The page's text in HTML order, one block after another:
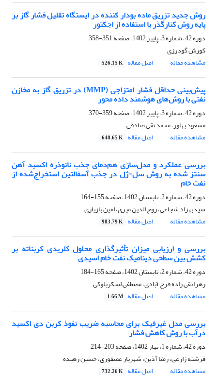
روش جدید تزریق ماده بودار کننده در ایستگاه تقلیل فشار گاز بر
پایه روش کنارگذر با استفاده از اجکتور
دوره 42، شماره 3، پاییز 1402، صفحه
351-358
کورش گودرزی
مشاهده مقاله
اصل مقاله 526.15 K
پیش‌بینی حداقل فشار امتزاجی (MMP) در تزریق گاز به مخازن
نفتی با روش‌های هوشمند داده محور
دوره 42، شماره 3، پاییز 1402، صفحه
359-370
مسعود بهاور، محمد تقی صادقی
مشاهده مقاله
اصل مقاله 648.65 K
بررسی عملکرد و مدل‌سازی هم‌دمای جذب نانوذره اکسید آهن
سنتز شده به روش سل-ژل در جذب آسفالتین استخراج‌شده از
نفت خام
دوره 42، شماره 2، تابستان 1402، صفحه
155-164
سیدبهزاد شجاعی، روح الدین میری، امین بازیاری
مشاهده مقاله
اصل مقاله 983.79 K
بررسی و ارزیابی میزان تأثیرگذاری محلول کلریدی کربناته بر
کشش بین سطحی دینامیک نفت خام اسیدی
دوره 42، شماره 2، تابستان 1402، صفحه
165-184
زهرا تقی زاده فرح آبادی، مصطفی لشکربلوکی
مشاهده مقاله
اصل مقاله 1.66 M
بررسی مدل غیرفیک برای محاسبه ضریب نفوذ کربن دی اکسید
درآب با روش کاهش فشار
دوره 42، شماره 1، بهار 1402، صفحه
203-214
فرشته زارعی، رضا آذین، شهریار عصفوری، حسین رهیده
مشاهده مقاله
اصل مقاله 732.26 K